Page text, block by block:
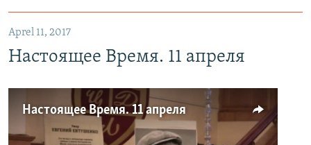
Aprel 11, 2017
Настоящее Время. 11 апреля
Настоящее Время. 11 апреля